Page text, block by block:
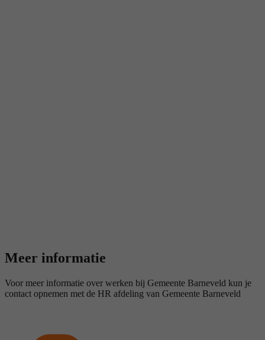
Meer informatie
Voor meer informatie over werken bij Gemeente Barneveld kun je
contact opnemen met de HR afdeling van Gemeente Barneveld